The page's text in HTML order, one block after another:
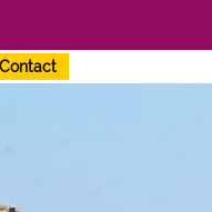
Contact